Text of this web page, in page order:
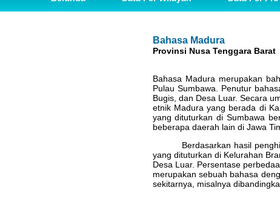
Bahasa Madura
Provinsi Nusa Tenggara Barat
Bahasa Madura merupakan
Pulau Sumbawa. Penutur
Bugis, dan Desa Luar. Secara
etnik Madura yang berada di
yang dituturkan di Sumbawa
beberapa daerah lain di Jawa
Berdasarkan hasil
yang dituturkan di Kelurahan
Desa Luar. Persentase
merupakan sebuah bahasa
sekitarnya, misalnya